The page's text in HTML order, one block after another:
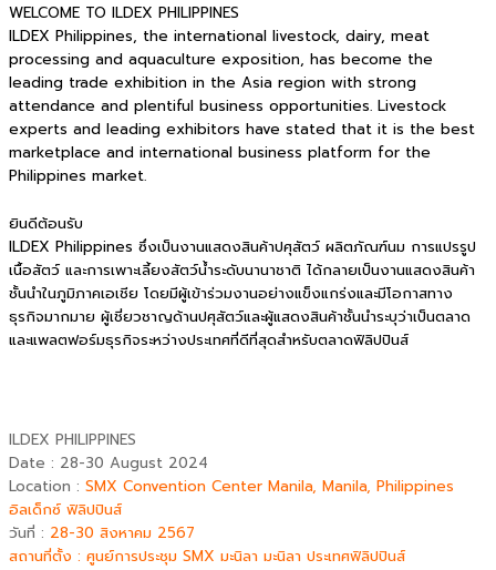
WELCOME TO ILDEX PHILIPPINES
ILDEX Philippines, the international livestock, dairy, meat
processing and aquaculture exposition, has become the
leading trade exhibition in the Asia region with strong
attendance and plentiful business opportunities. Livestock
experts and leading exhibitors have stated that it is the best
marketplace and international business platform for the
Philippines market.
ยินดีต้อนรับ
ILDEX Philippines ซึ่งเป็นงานแสดงสินค้าปศุสัตว์ ผลิตภัณฑ์นม การแปรรูป
เนื้อสัตว์ และการเพาะเลี้ยงสัตว์น้ำระดับนานาชาติ ได้กลายเป็นงานแสดงสินค้า
ชั้นนำในภูมิภาคเอเชีย โดยมีผู้เข้าร่วมงานอย่างแข็งแกร่งและมีโอกาสทาง
ธุรกิจมากมาย ผู้เชี่ยวชาญด้านปศุสัตว์และผู้แสดงสินค้าชั้นนำระบุว่าเป็นตลาด
และแพลตฟอร์มธุรกิจระหว่างประเทศที่ดีที่สุดสำหรับตลาดฟิลิปปินส์
ILDEX PHILIPPINES
Date : 28-30 August 2024
Location : SMX Convention Center Manila, Manila, Philippines
อิลเด็กซ์ ฟิลิปปินส์
วันที่ : 28-30 สิงหาคม 2567
สถานที่ตั้ง : ศูนย์การประชุม SMX มะนิลา มะนิลา ประเทศฟิลิปปินส์